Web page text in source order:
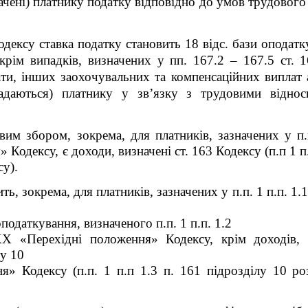
ставка податку становить 18 відс. бази
випадків, визначених у пп. 167.2 – 167.5 ст.
інших заохочувальних та компенсаційних
платнику у зв’язку з трудовими
збором, зокрема, для платників, зазначених
Кодексу, є доходи, визначені ст. 163 Кодексу (п.п 1
).
зокрема, для платників, зазначених у п.п. 1 п.п.
визначеного п.п. 1 п.п. 1.2
«Перехідні положення» Кодексу, крім доходів,
10
Кодексу (п.п. 1 п.п 1.3 п. 161 підрозділу 10